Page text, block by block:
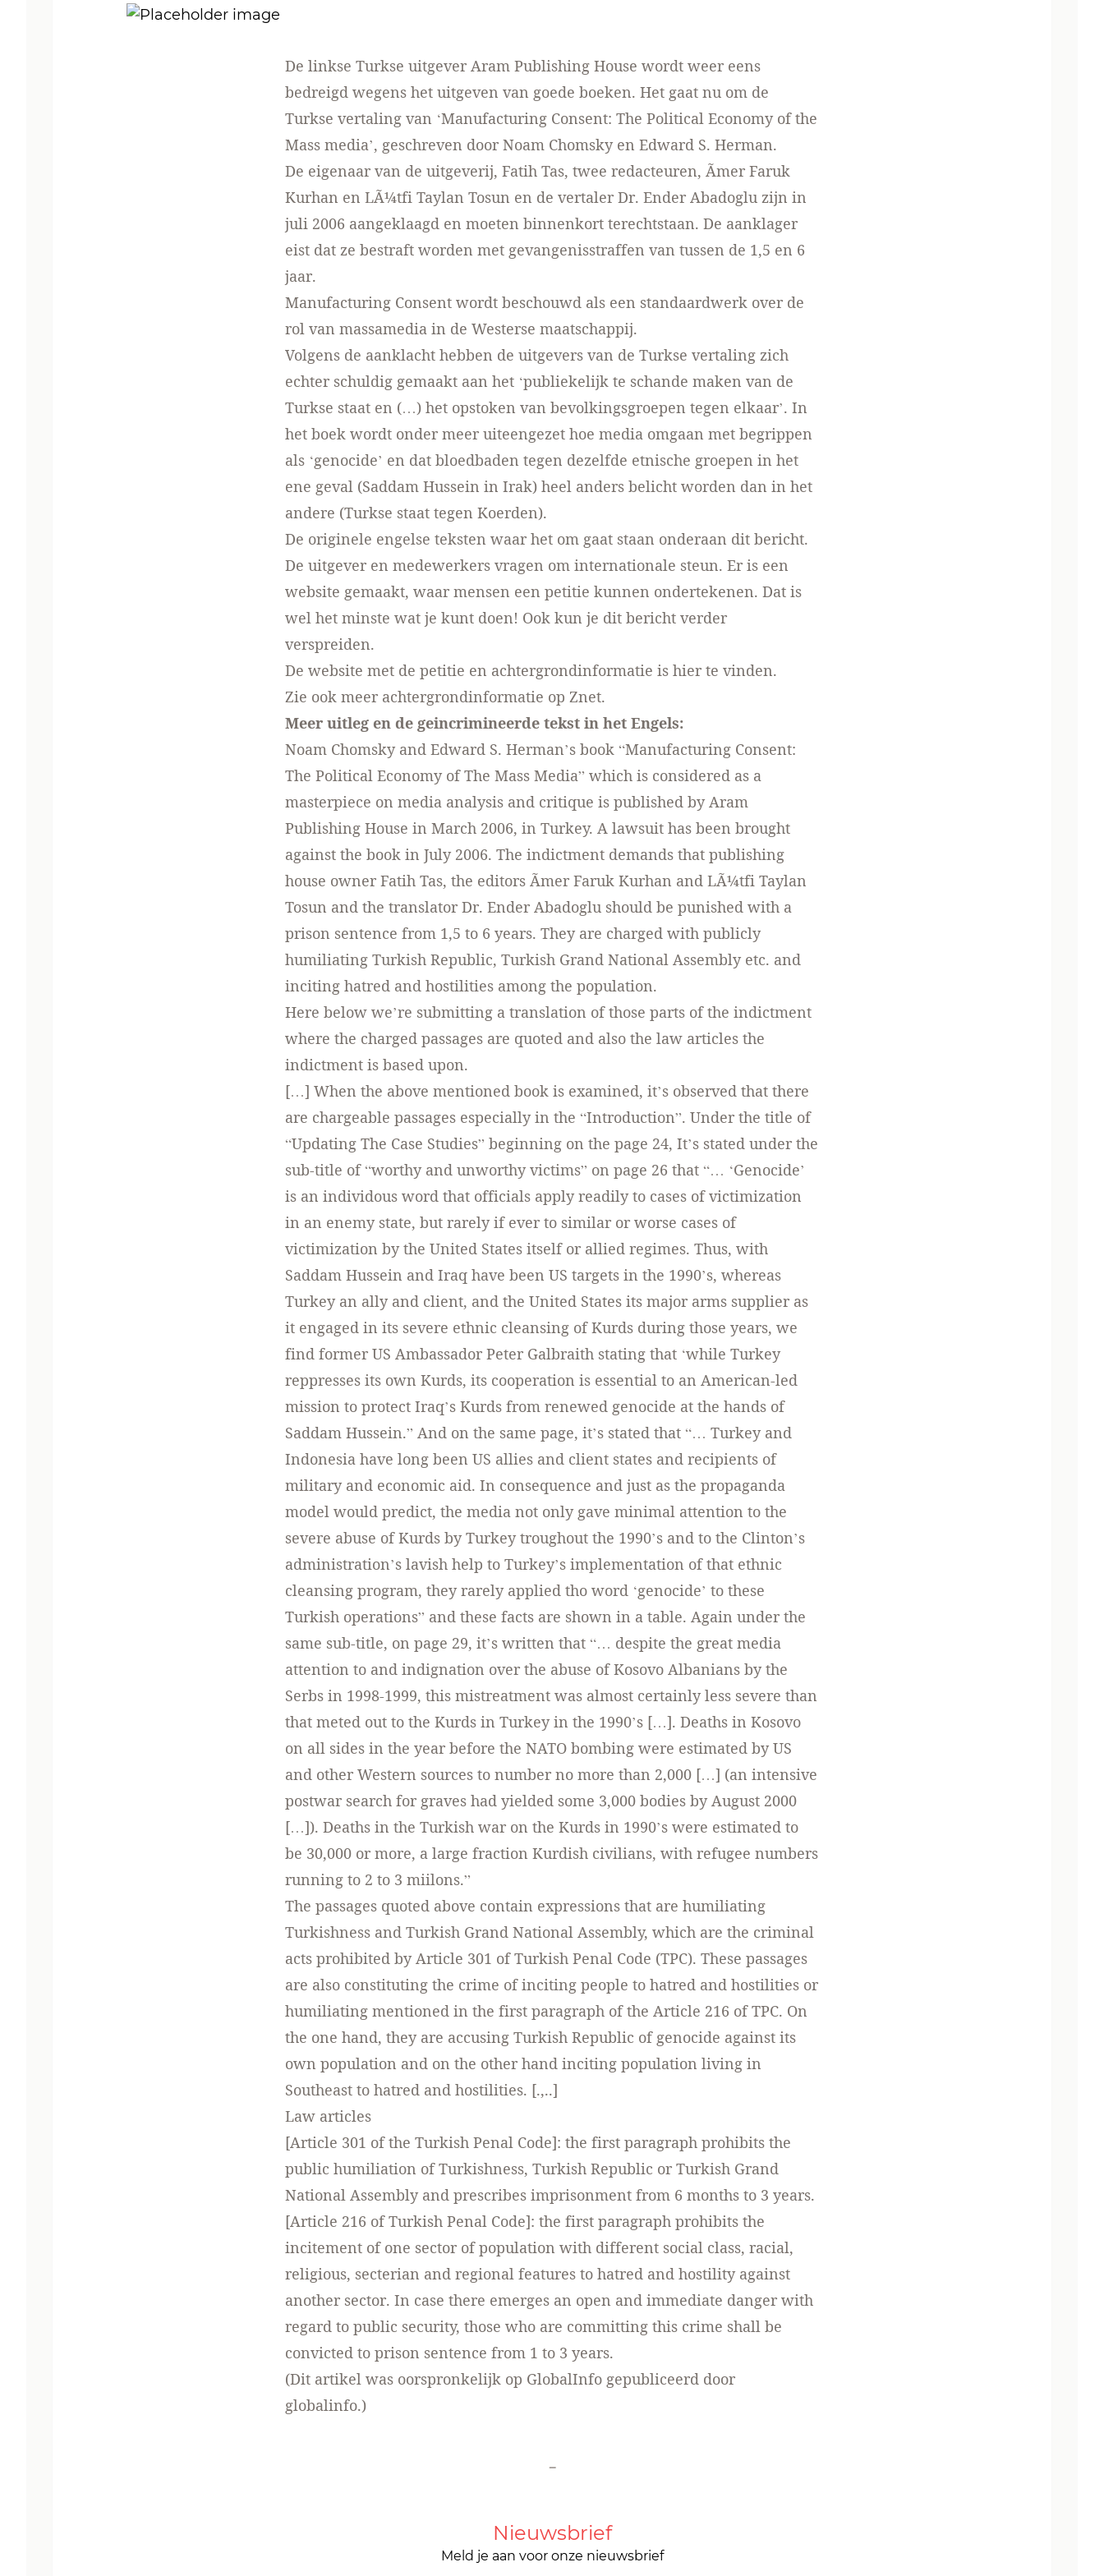
De linkse Turkse uitgever Aram Publishing House wordt weer eens
bedreigd wegens het uitgeven van goede boeken. Het gaat nu om de
Turkse vertaling van ‘Manufacturing Consent: The Political Economy of the
Mass media’, geschreven door Noam Chomsky en Edward S. Herman.
De eigenaar van de uitgeverij, Fatih Tas, twee redacteuren, Ãmer Faruk
Kurhan en LÃ¼tfi Taylan Tosun en de vertaler Dr. Ender Abadoglu zijn in
juli 2006 aangeklaagd en moeten binnenkort terechtstaan. De aanklager
eist dat ze bestraft worden met gevangenisstraffen van tussen de 1,5 en 6
jaar.
Manufacturing Consent wordt beschouwd als een standaardwerk over de
rol van massamedia in de Westerse maatschappij.
Volgens de aanklacht hebben de uitgevers van de Turkse vertaling zich
echter schuldig gemaakt aan het ‘publiekelijk te schande maken van de
Turkse staat en (…) het opstoken van bevolkingsgroepen tegen elkaar’. In
het boek wordt onder meer uiteengezet hoe media omgaan met begrippen
als ‘genocide’ en dat bloedbaden tegen dezelfde etnische groepen in het
ene geval (Saddam Hussein in Irak) heel anders belicht worden dan in het
andere (Turkse staat tegen Koerden).
De originele engelse teksten waar het om gaat staan onderaan dit bericht.
De uitgever en medewerkers vragen om internationale steun. Er is een
website gemaakt, waar mensen een petitie kunnen ondertekenen. Dat is
wel het minste wat je kunt doen! Ook kun je dit bericht verder
verspreiden.
De website met de petitie en achtergrondinformatie is hier te vinden.
Zie ook meer achtergrondinformatie op Znet.
Meer uitleg en de geincrimineerde tekst in het Engels:
Noam Chomsky and Edward S. Herman’s book “Manufacturing Consent:
The Political Economy of The Mass Media” which is considered as a
masterpiece on media analysis and critique is published by Aram
Publishing House in March 2006, in Turkey. A lawsuit has been brought
against the book in July 2006. The indictment demands that publishing
house owner Fatih Tas, the editors Ãmer Faruk Kurhan and LÃ¼tfi Taylan
Tosun and the translator Dr. Ender Abadoglu should be punished with a
prison sentence from 1,5 to 6 years. They are charged with publicly
humiliating Turkish Republic, Turkish Grand National Assembly etc. and
inciting hatred and hostilities among the population.
Here below we’re submitting a translation of those parts of the indictment
where the charged passages are quoted and also the law articles the
indictment is based upon.
[…] When the above mentioned book is examined, it’s observed that there
are chargeable passages especially in the “Introduction”. Under the title of
“Updating The Case Studies” beginning on the page 24, It’s stated under the
sub-title of “worthy and unworthy victims” on page 26 that “… ‘Genocide’
is an individous word that officials apply readily to cases of victimization
in an enemy state, but rarely if ever to similar or worse cases of
victimization by the United States itself or allied regimes. Thus, with
Saddam Hussein and Iraq have been US targets in the 1990’s, whereas
Turkey an ally and client, and the United States its major arms supplier as
it engaged in its severe ethnic cleansing of Kurds during those years, we
find former US Ambassador Peter Galbraith stating that ‘while Turkey
reppresses its own Kurds, its cooperation is essential to an American-led
mission to protect Iraq’s Kurds from renewed genocide at the hands of
Saddam Hussein.” And on the same page, it’s stated that “… Turkey and
Indonesia have long been US allies and client states and recipients of
military and economic aid. In consequence and just as the propaganda
model would predict, the media not only gave minimal attention to the
severe abuse of Kurds by Turkey troughout the 1990’s and to the Clinton’s
administration’s lavish help to Turkey’s implementation of that ethnic
cleansing program, they rarely applied tho word ‘genocide’ to these
Turkish operations” and these facts are shown in a table. Again under the
same sub-title, on page 29, it’s written that “… despite the great media
attention to and indignation over the abuse of Kosovo Albanians by the
Serbs in 1998-1999, this mistreatment was almost certainly less severe than
that meted out to the Kurds in Turkey in the 1990’s […]. Deaths in Kosovo
on all sides in the year before the NATO bombing were estimated by US
and other Western sources to number no more than 2,000 […] (an intensive
postwar search for graves had yielded some 3,000 bodies by August 2000
[…]). Deaths in the Turkish war on the Kurds in 1990’s were estimated to
be 30,000 or more, a large fraction Kurdish civilians, with refugee numbers
running to 2 to 3 miilons.”
The passages quoted above contain expressions that are humiliating
Turkishness and Turkish Grand National Assembly, which are the criminal
acts prohibited by Article 301 of Turkish Penal Code (TPC). These passages
are also constituting the crime of inciting people to hatred and hostilities or
humiliating mentioned in the first paragraph of the Article 216 of TPC. On
the one hand, they are accusing Turkish Republic of genocide against its
own population and on the other hand inciting population living in
Southeast to hatred and hostilities. [.,..]
Law articles
[Article 301 of the Turkish Penal Code]: the first paragraph prohibits the
public humiliation of Turkishness, Turkish Republic or Turkish Grand
National Assembly and prescribes imprisonment from 6 months to 3 years.
[Article 216 of Turkish Penal Code]: the first paragraph prohibits the
incitement of one sector of population with different social class, racial,
religious, secterian and regional features to hatred and hostility against
another sector. In case there emerges an open and immediate danger with
regard to public security, those who are committing this crime shall be
convicted to prison sentence from 1 to 3 years.
(Dit artikel was oorspronkelijk op GlobalInfo gepubliceerd door
globalinfo.)
-
Nieuwsbrief
Meld je aan voor onze nieuwsbrief